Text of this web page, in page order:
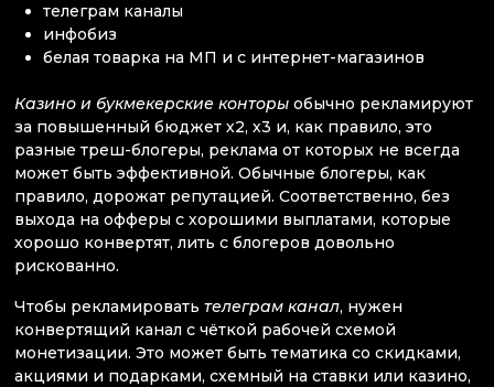
телеграм каналы
инфобиз
белая товарка на МП и с интернет-магазинов
Казино и букмекерские конторы обычно рекламируют
за повышенный бюджет х2, х3 и, как правило, это
разные треш-блогеры, реклама от которых не всегда
может быть эффективной. Обычные блогеры, как
правило, дорожат репутацией. Соответственно, без
выхода на офферы с хорошими выплатами, которые
хорошо конвертят, лить с блогеров довольно
рискованно.
Чтобы рекламировать телеграм канал, нужен
конвертящий канал с чёткой рабочей схемой
монетизации. Это может быть тематика со скидками,
акциями и подарками, схемный на ставки или казино,